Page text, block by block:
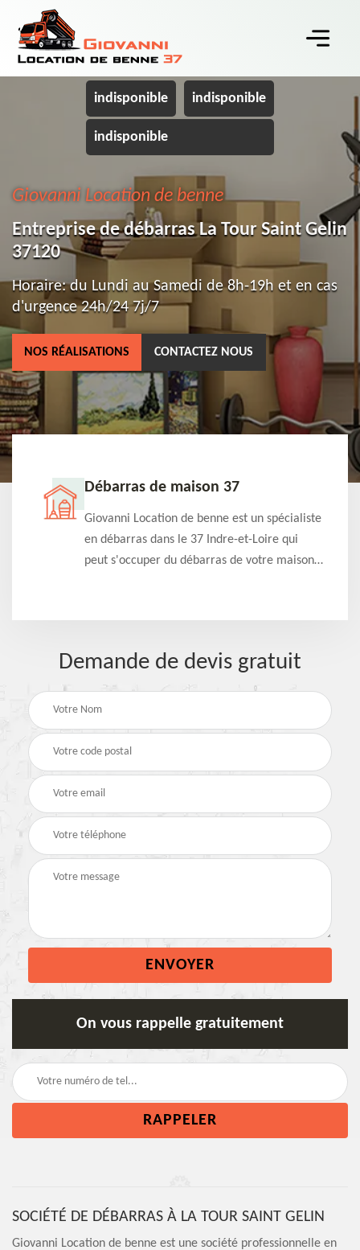
indisponible indisponible
indisponible
Giovanni Location de benne
Entreprise de débarras La Tour Saint Gelin
37120
Horaire: du Lundi au Samedi de 8h-19h et en cas
d'urgence 24h/24 7j/7
NOS RÉALISATIONS CONTACTEZ NOUS
Débarras de maison 37
Giovanni Location de benne est un spécialiste
en débarras dans le 37 Indre-et-Loire qui
peut s'occuper du débarras de votre maison
Demande de devis gratuit
On vous rappelle gratuitement
SOCIÉTÉ DE DÉBARRAS À LA TOUR SAINT GELIN
Giovanni Location de benne est une société professionnelle en